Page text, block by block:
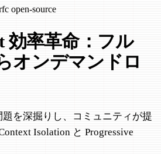
open-source
効率革命：フル
オンデマンドロ
題を深掘りし、コミュニティが提
Isolation と Progressive